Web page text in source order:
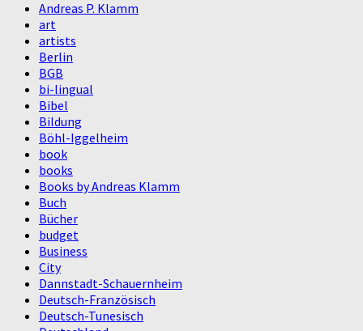
Andreas P. Klamm
art
artists
Berlin
BGB
bi-lingual
Bibel
Bildung
Böhl-Iggelheim
book
books
Books by Andreas Klamm
Buch
Bücher
budget
Business
City
Dannstadt-Schauernheim
Deutsch-Französisch
Deutsch-Tunesisch